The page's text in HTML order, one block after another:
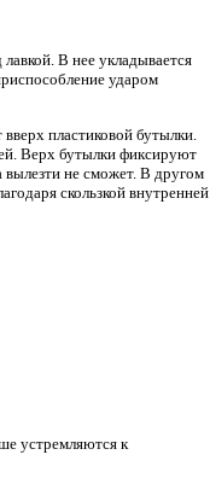
В нее укладывается
ударом
пластиковой бутылки.
Верх бутылки фиксируют
вылезти не сможет. В другом
скользкой внутренней
устремляются к